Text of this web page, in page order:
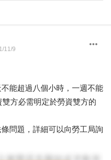
11/9
能超過八個小時，一週不能
方必需明定於勞資雙方的
問題，詳細可以向勞工局詢